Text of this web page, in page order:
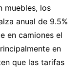
muebles, los
anual de 9.5%
en camiones el
en
que las tarifas